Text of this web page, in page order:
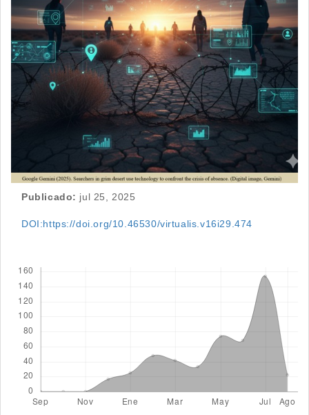
Publicado: jul 25, 2025
DOI:https://doi.org/10.46530/virtualis.v16i29.474